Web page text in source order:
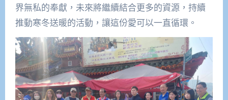
界無私的奉獻，未來將繼續結合更多的資源，持續
推動寒冬送暖的活動，讓這份愛可以一直循環。